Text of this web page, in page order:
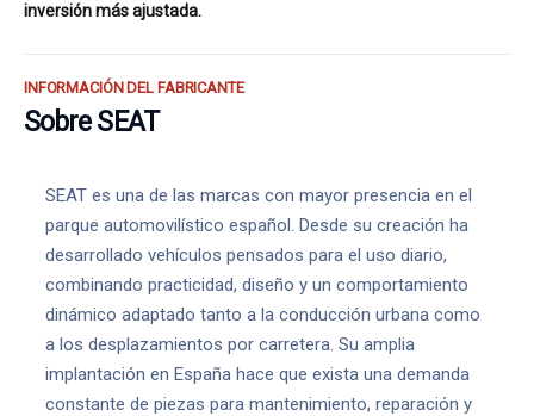
inversión más ajustada.
INFORMACIÓN DEL FABRICANTE
Sobre SEAT
SEAT es una de las marcas con mayor presencia en el
parque automovilístico español. Desde su creación ha
desarrollado vehículos pensados para el uso diario,
combinando practicidad, diseño y un comportamiento
dinámico adaptado tanto a la conducción urbana como
a los desplazamientos por carretera. Su amplia
implantación en España hace que exista una demanda
constante de piezas para mantenimiento, reparación y